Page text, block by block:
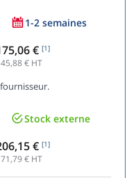
1-2 semaines
€ [1]
€ HT
Stock externe
€ [1]
€ HT